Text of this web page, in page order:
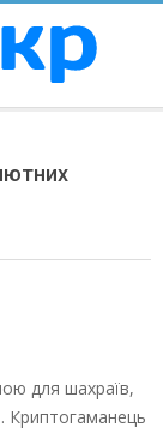
для шахраїв,
Криптогаманець